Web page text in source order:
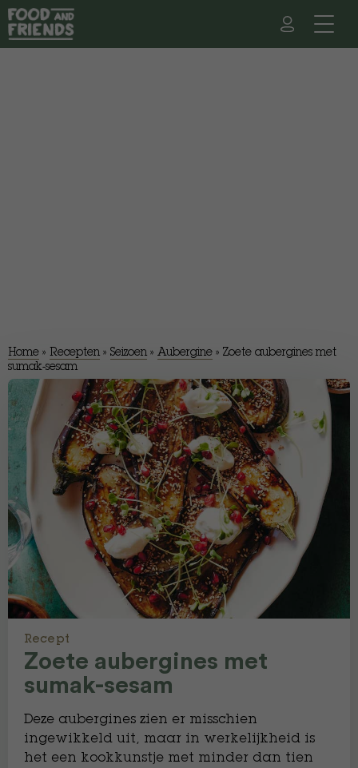
Home » Recepten » Seizoen » Aubergine » Zoete aubergines met
sumak-sesam
Recept
Zoete aubergines met
sumak-sesam
Deze aubergines zien er misschien
ingewikkeld uit, maar in werkelijkheid is
het een kookkunstje met minder dan tien